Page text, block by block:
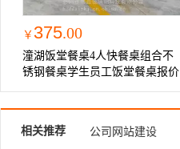
￥ 375.00
潼湖饭堂餐桌4人快餐桌组合不
锈钢餐桌学生员工饭堂餐桌报价
相关推荐 公司网站建设